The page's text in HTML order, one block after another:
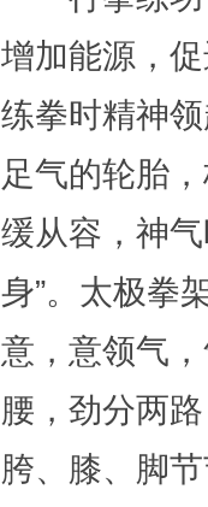
增加能源，
练拳时精神
足气的轮胎
缓从容，神
身”。太极拳
意，意领气
腰，劲分两
胯、膝、脚